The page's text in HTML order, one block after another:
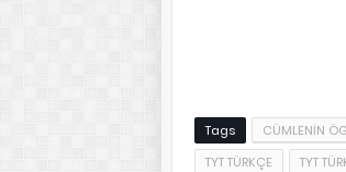
Tags CÜMLENİN
TYT TÜRKÇE
TYT